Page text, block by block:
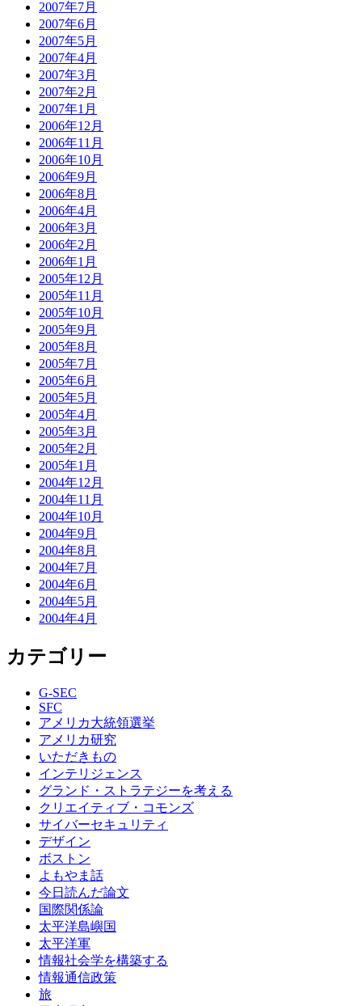
2007年7月
2007年6月
2007年5月
2007年4月
2007年3月
2007年2月
2007年1月
2006年12月
2006年11月
2006年10月
2006年9月
2006年8月
2006年4月
2006年3月
2006年2月
2006年1月
2005年12月
2005年11月
2005年10月
2005年9月
2005年8月
2005年7月
2005年6月
2005年5月
2005年4月
2005年3月
2005年2月
2005年1月
2004年12月
2004年11月
2004年10月
2004年9月
2004年8月
2004年7月
2004年6月
2004年5月
2004年4月
カテゴリー
G-SEC
SFC
アメリカ大統領選挙
アメリカ研究
いただきもの
インテリジェンス
グランド・ストラテジーを考える
クリエイティブ・コモンズ
サイバーセキュリティ
デザイン
ボストン
よもやま話
今日読んだ論文
国際関係論
太平洋島嶼国
太平洋軍
情報社会学を構築する
情報通信政策
旅